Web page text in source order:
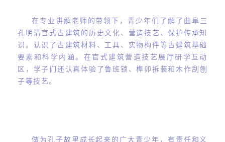
在专业讲解老师的带领下，青少年们了解了曲阜三
孔明清官式古建筑的历史文化、营造技艺、保护传承知
识。认识了古建筑材料、工具、实物构件等古建筑基础
要素和科学内涵。在官式建筑营造技艺展厅研学互动
区，学子们还认真体验了鲁班锁、榫卯拆装和木作刮刨
子等技艺。
做为孔子故里成长起来的广大青少年，有责任和义